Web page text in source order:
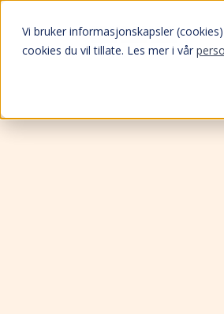
Vi bruker informasjonskapsler
cookies du vil tillate. Les mer i vår